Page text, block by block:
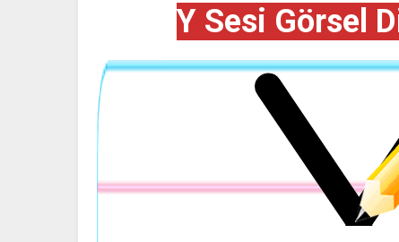
Y Sesi Görsel